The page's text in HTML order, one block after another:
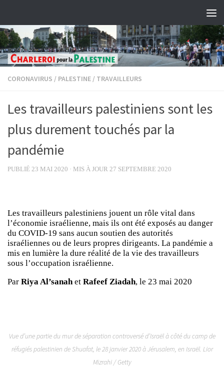
CORONAVIRUS / PALESTINE / TRAVAILLEURS
Les travailleurs palestiniens sont les
plus durement touchés par la
pandémie
PUBLIÉ 23 MAI 2020 · MIS À JOUR 27 SEPTEMBRE 2020
Les travailleurs palestiniens jouent un rôle vital dans
l’économie israélienne, mais ils ont été exposés au danger
du COVID-19 sans aucun soutien des autorités
israéliennes ou de leurs propres dirigeants. La pandémie a
mis en lumière la dure réalité de la vie des travailleurs
sous l’occupation israélienne.
Par Riya Al’sanahet Rafeef Ziadah, le 23 mai 2020
Vue d’une partie du mur de séparation controversé d’Israël à côté du camp de
réfugiés palestinien de Shuafat, le 28 janvier 2020 à Jérusalem, en Israël. Lior
Mizrahi / Getty